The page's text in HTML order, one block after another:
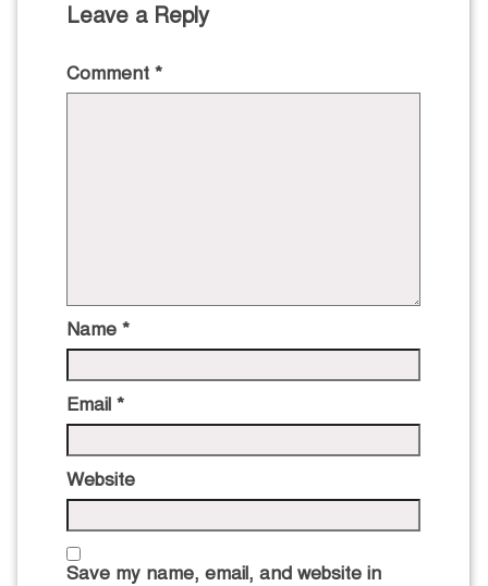
Leave a Reply
Comment *
Name *
Email *
Website
Save my name, email, and website in